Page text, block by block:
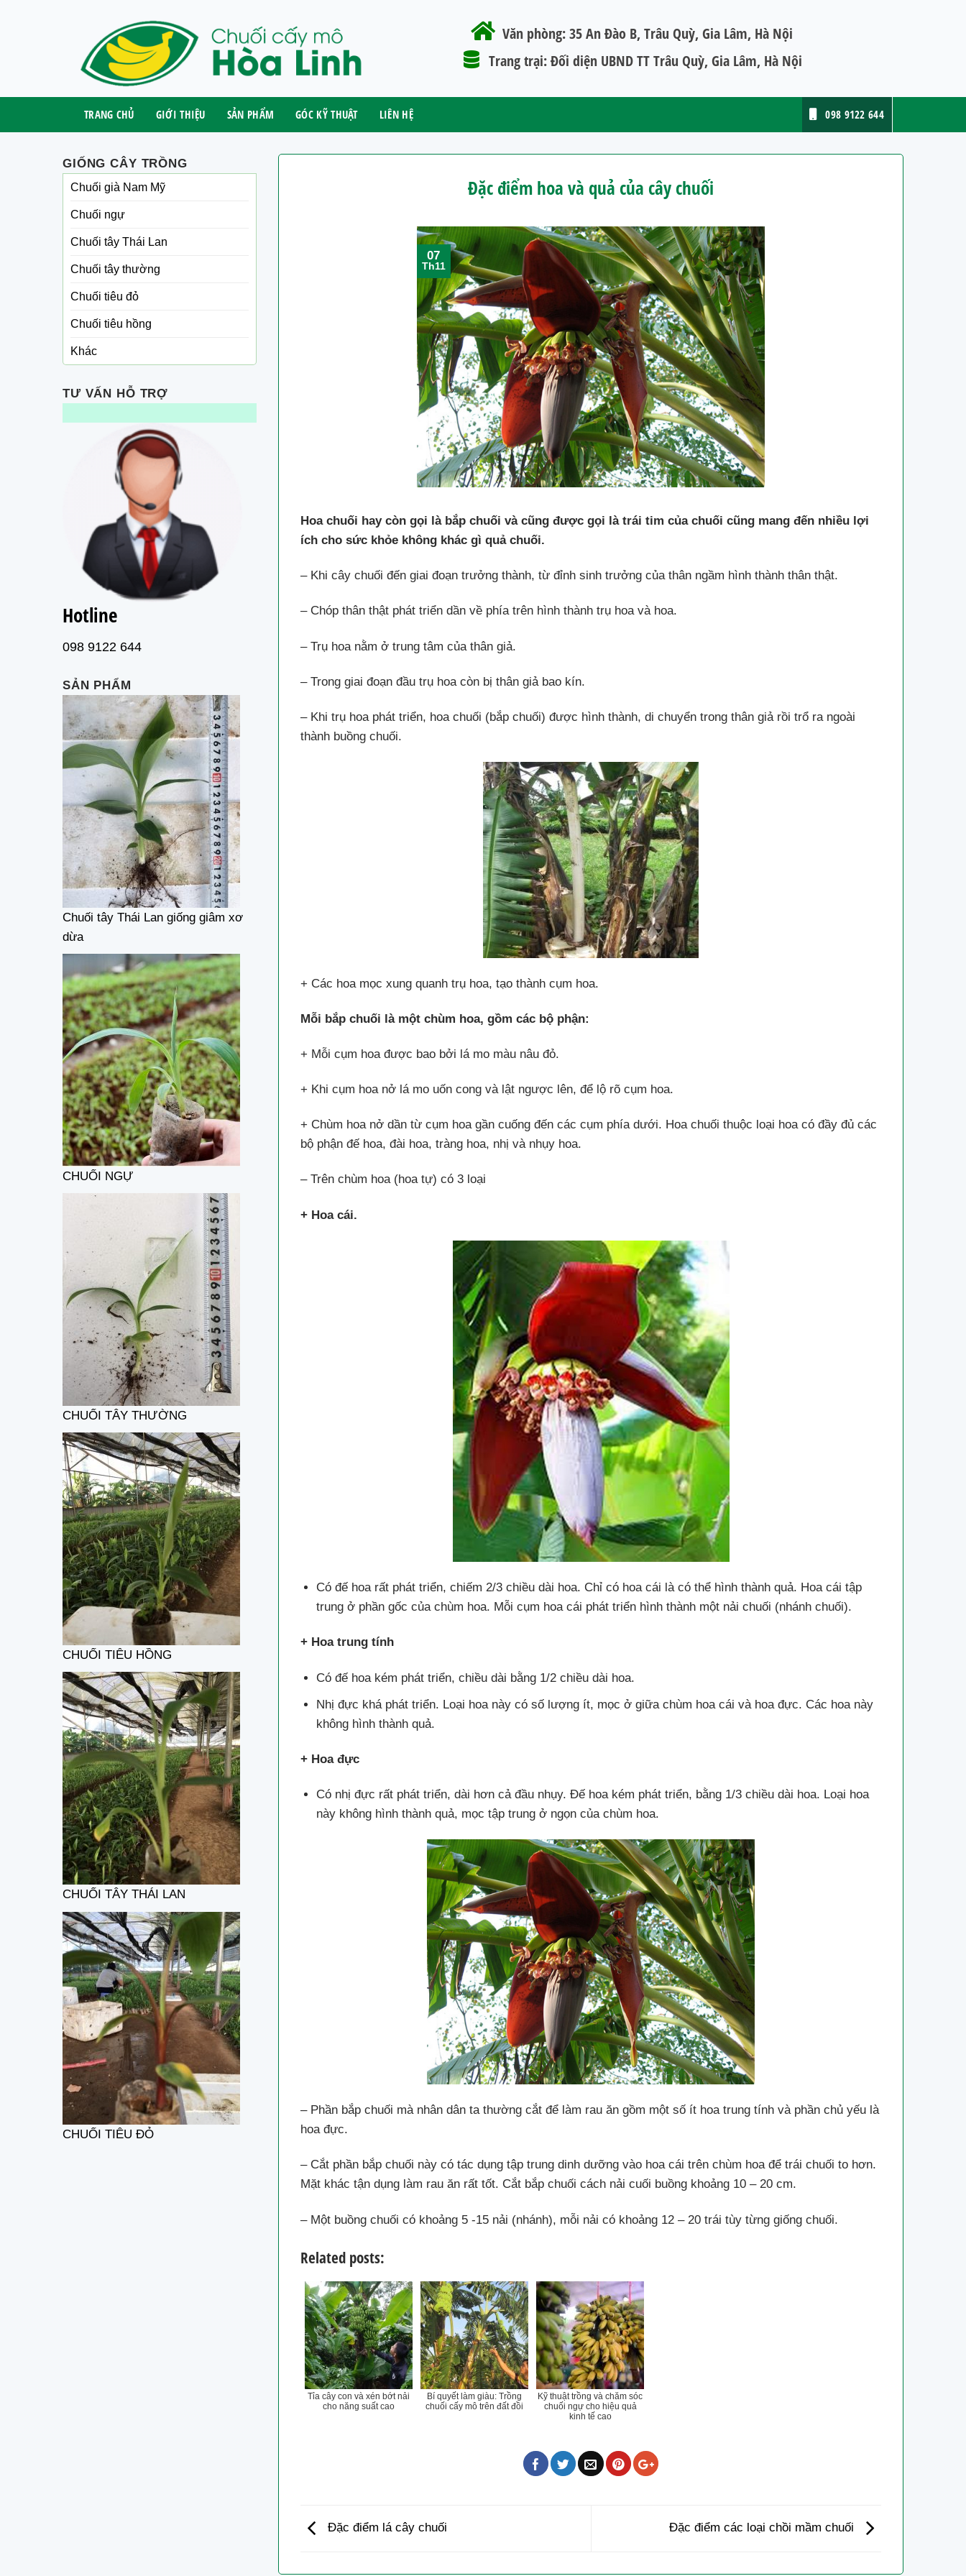
Văn phòng:35 An Đào B, Trâu Quỳ, Gia Lâm, Hà Nội
Trang trại:Đối diện UBND TT Trâu Quỳ, Gia Lâm, Hà Nội
TRANG CHỦ GIỚI THIỆU SẢN PHẨM GÓC KỸ THUẬT LIÊN HỆ 098 9122 644
GIỐNG CÂY TRỒNG
Chuối già Nam Mỹ
Chuối ngự
Chuối tây Thái Lan
Chuối tây thường
Chuối tiêu đỏ
Chuối tiêu hồng
Khác
TƯ VẤN HỖ TRỢ
Hotline
098 9122 644
SẢN PHẨM
Chuối tây Thái Lan giống giâm xơ
dừa
CHUỐI NGỰ
CHUỐI TÂY THƯỜNG
CHUỐI TIÊU HỒNG
CHUỐI TÂY THÁI LAN
CHUỐI TIÊU ĐỎ
Đặc điểm hoa và quả của cây chuối
07
Th11
Hoa chuối hay còn gọi là bắp chuối và cũng được gọi là trái tim của chuối cũng mang đến nhiều lợi
ích cho sức khỏe không khác gì quả chuối.
– Khi cây chuối đến giai đoạn trưởng thành, từ đỉnh sinh trưởng của thân ngầm hình thành thân thật.
– Chóp thân thật phát triển dần về phía trên hình thành trụ hoa và hoa.
– Trụ hoa nằm ở trung tâm của thân giả.
– Trong giai đoạn đầu trụ hoa còn bị thân giả bao kín.
– Khi trụ hoa phát triển, hoa chuối (bắp chuối) được hình thành, di chuyển trong thân giả rồi trổ ra ngoài
thành buồng chuối.
+ Các hoa mọc xung quanh trụ hoa, tạo thành cụm hoa.
Mỗi bắp chuối là một chùm hoa, gồm các bộ phận:
+ Mỗi cụm hoa được bao bởi lá mo màu nâu đỏ.
+ Khi cụm hoa nở lá mo uốn cong và lật ngược lên, để lộ rõ cụm hoa.
+ Chùm hoa nở dần từ cụm hoa gần cuống đến các cụm phía dưới. Hoa chuối thuộc loại hoa có đầy đủ các
bộ phận đế hoa, đài hoa, tràng hoa, nhị và nhụy hoa.
– Trên chùm hoa (hoa tự) có 3 loại
+ Hoa cái.
Có đế hoa rất phát triển, chiếm 2/3 chiều dài hoa. Chỉ có hoa cái là có thể hình thành quả. Hoa cái tập
trung ở phần gốc của chùm hoa. Mỗi cụm hoa cái phát triển hình thành một nải chuối (nhánh chuối).
+ Hoa trung tính
Có đế hoa kém phát triển, chiều dài bằng 1/2 chiều dài hoa.
Nhị đực khá phát triển. Loại hoa này có số lượng ít, mọc ở giữa chùm hoa cái và hoa đực. Các hoa này
không hình thành quả.
+ Hoa đực
Có nhị đực rất phát triển, dài hơn cả đầu nhụy. Đế hoa kém phát triển, bằng 1/3 chiều dài hoa. Loại hoa
này không hình thành quả, mọc tập trung ở ngọn của chùm hoa.
– Phần bắp chuối mà nhân dân ta thường cắt để làm rau ăn gồm một số ít hoa trung tính và phần chủ yếu là
hoa đực.
– Cắt phần bắp chuối này có tác dụng tập trung dinh dưỡng vào hoa cái trên chùm hoa để trái chuối to hơn.
Mặt khác tận dụng làm rau ăn rất tốt. Cắt bắp chuối cách nải cuối buồng khoảng 10 – 20 cm.
– Một buồng chuối có khoảng 5 -15 nải (nhánh), mỗi nải có khoảng 12 – 20 trái tùy từng giống chuối.
Related posts:
Tỉa cây con và xén bớt nải
cho năng suất cao
Bí quyết làm giàu: Trồng
chuối cấy mô trên đất đồi
Kỹ thuật trồng và chăm sóc
chuối ngự cho hiệu quả
kinh tế cao
Đặc điểm lá cây chuối Đặc điểm các loại chồi mầm chuối